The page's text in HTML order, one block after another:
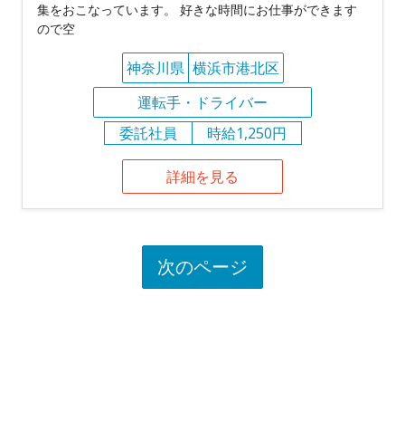
集をおこなっています。 好きな時間にお仕事ができます
ので空
神奈川県 横浜市港北区
運転手・ドライバー
委託社員
時給1,250円
詳細を見る
次のページ